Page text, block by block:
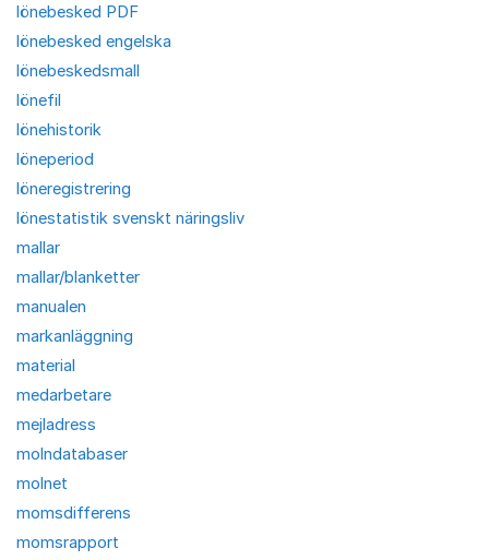
lönebesked PDF
lönebesked engelska
lönebeskedsmall
lönefil
lönehistorik
löneperiod
löneregistrering
lönestatistik svenskt näringsliv
mallar
mallar/blanketter
manualen
markanläggning
material
medarbetare
mejladress
molndatabaser
molnet
momsdifferens
momsrapport